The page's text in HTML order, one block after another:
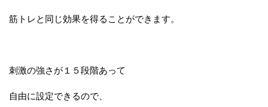
筋トレと同じ効果を得ることができます。
刺激の強さが１５段階あって
自由に設定できるので、